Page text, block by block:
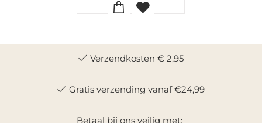
Verzendkosten € 2,95
Gratis verzending vanaf €24,99
Betaal bij ons veilig met: